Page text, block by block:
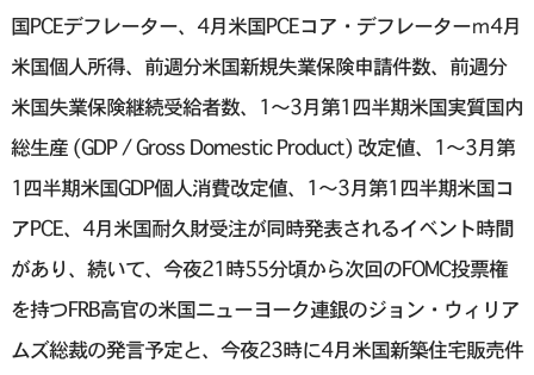
国PCEデフレーター、4月米国PCEコア・デフレーターｍ4月
米国個人所得、前週分米国新規失業保険申請件数、前週分
米国失業保険継続受給者数、1〜3月第1四半期米国実質国内
総生産 (GDP / Gross Domestic Product) 改定値、1〜3月第
1四半期米国GDP個人消費改定値、1〜3月第1四半期米国コ
アPCE、4月米国耐久財受注が同時発表されるイベント時間
があり、続いて、今夜21時55分頃から次回のFOMC投票権
を持つFRB高官の米国ニューヨーク連銀のジョン・ウィリア
ムズ総裁の発言予定と、今夜23時に4月米国新築住宅販売件